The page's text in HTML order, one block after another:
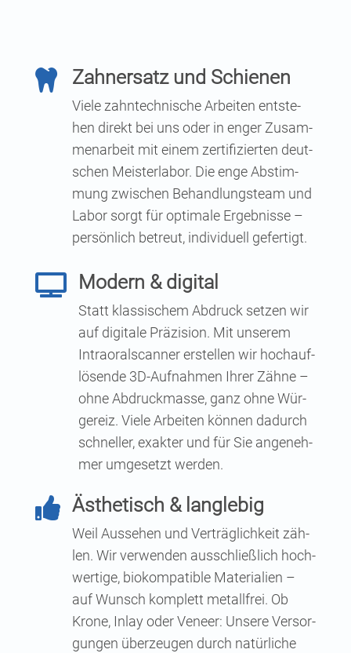
 Zahn­ersatz und Schienen
Vie­le zahn­tech­ni­sche Arbei­ten ent­ste­
hen direkt bei uns oder in enger Zusam­
men­ar­beit mit einem zer­ti­fi­zier­ten deut­
schen Meis­ter­la­bor. Die enge Abstim­
mung zwi­schen Behand­lungs­team und
Labor sorgt für opti­ma­le Ergeb­nis­se –
per­sön­lich betreut, indi­vi­du­ell gefertigt.
 Modern & digital
Statt klas­si­schem Abdruck set­zen wir
auf digi­ta­le Prä­zi­si­on. Mit unse­rem
Intra­o­ral­scan­ner erstel­len wir hoch­auf­
lö­sen­de 3D-Auf­nah­men Ihrer Zäh­ne –
ohne Abdruck­mas­se, ganz ohne Wür­
ge­reiz. Vie­le Arbei­ten kön­nen dadurch
schnel­ler, exak­ter und für Sie ange­neh­
mer umge­setzt werden.
 Ästhe­tisch & langlebig
Weil Aus­se­hen und Ver­träg­lich­keit zäh­
len. Wir ver­wen­den aus­schließ­lich hoch­
wer­ti­ge, bio­kom­pa­ti­ble Mate­ria­li­en –
auf Wunsch kom­plett metall­frei. Ob
Kro­ne, Inlay oder Veneer: Unse­re Ver­sor­
gun­gen über­zeu­gen durch natür­li­che